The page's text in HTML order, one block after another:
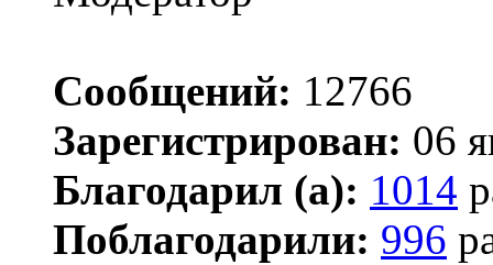
Сообщений: 12766
Зарегистрирован: 06
Благодарил (а): 1014
Поблагодарили: 996